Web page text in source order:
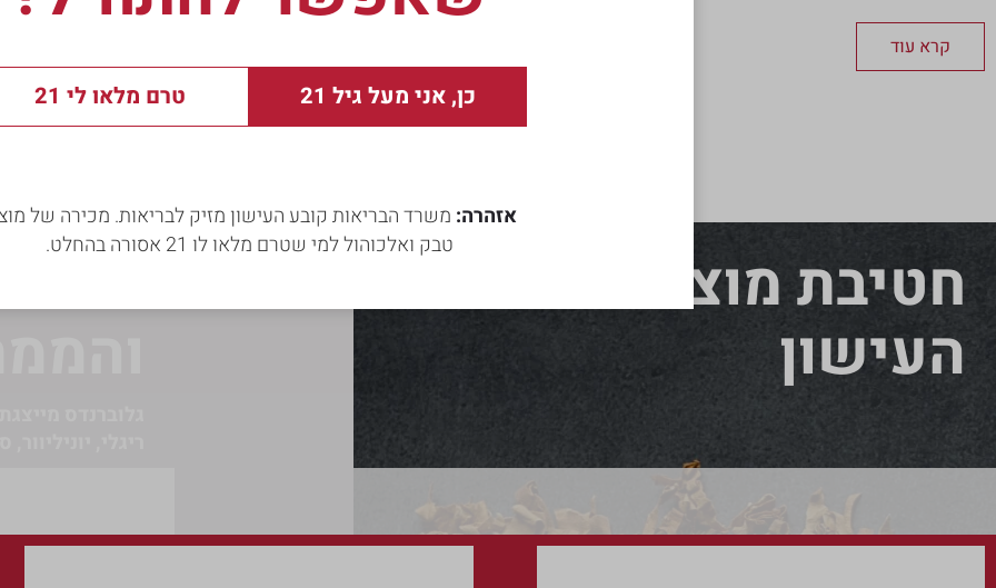
קרא עוד
חטיבת מוצרי
העישון
כן, אני מעל גיל 21 טרם מלאו לי 21
אזהרה: משרד הבריאות קובע העישון מזיק לבריאות. מכירה של
טבק ואלכוהול למי שטרם מלאו לו 21 אסורה בהחלט.